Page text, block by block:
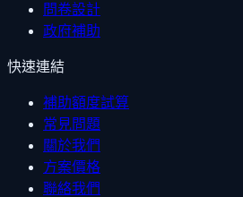
問卷設計
政府補助
快速連結
補助額度試算
常見問題
關於我們
方案價格
聯絡我們